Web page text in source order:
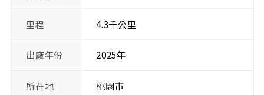
里程 4.3千公里
出廠年份 2025年
所在地 桃園市